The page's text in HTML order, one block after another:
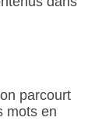
parcourt
mots en